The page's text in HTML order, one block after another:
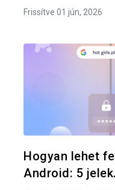
Frissítve 01 jún, 2026
Hogyan lehet
Android: 5